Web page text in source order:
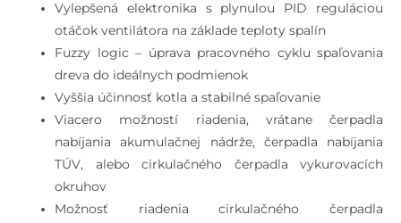
Vylepšená elektronika s plynulou PID reguláciou
otáčok ventilátora na základe teploty spalín
Fuzzy logic – úprava pracovného cyklu spaľovania
dreva do ideálnych podmienok
Vyššia účinnosť kotla a stabilné spaľovanie
Viacero možností riadenia, vrátane čerpadla
nabíjania akumulačnej nádrže, čerpadla nabíjania
TÚV, alebo cirkulačného čerpadla vykurovacích
okruhov
Možnosť riadenia cirkulačného čerpadla